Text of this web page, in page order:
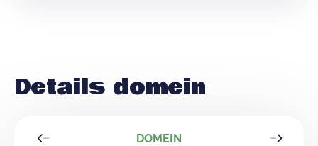
Details domein
DOMEIN